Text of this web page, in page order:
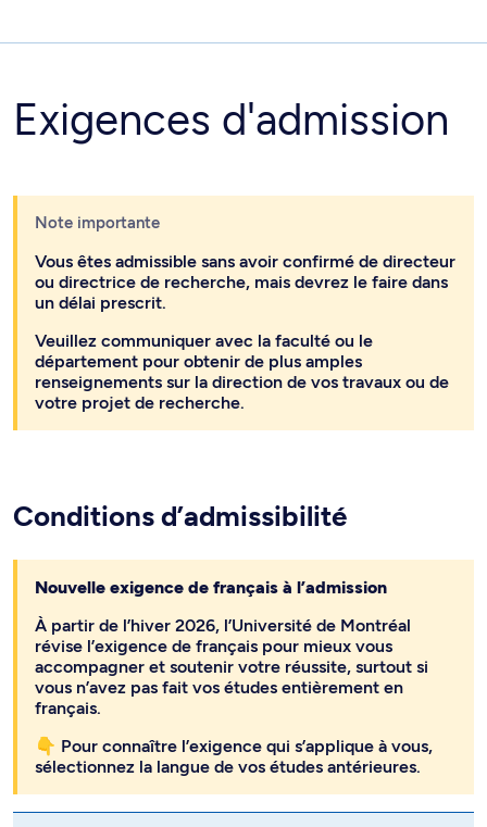
Exigences d'admission
Note importante
Vous êtes admissible sans avoir confirmé de directeur
ou directrice de recherche, mais devrez le faire dans
un délai prescrit.
Veuillez communiquer avec la faculté ou le
département pour obtenir de plus amples
renseignements sur la direction de vos travaux ou de
votre projet de recherche.
Conditions d’admissibilité
Nouvelle exigence de français à l’admission
À partir de l’hiver 2026, l’Université de Montréal
révise l’exigence de français pour mieux vous
accompagner et soutenir votre réussite, surtout si
vous n’avez pas fait vos études entièrement en
français.
👇 Pour connaître l’exigence qui s’applique à vous,
sélectionnez la langue de vos études antérieures.